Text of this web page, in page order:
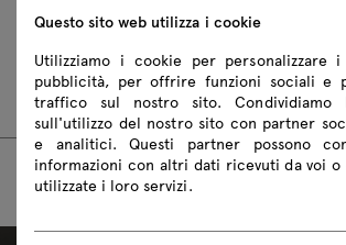
ZW992
ZW994 ZW996
Questo sito web utilizza i cookie
Utilizziamo i cookie per personalizzare
pubblicità, per offrire funzioni sociali e
traffico sul nostro sito. Condividiamo
sull'utilizzo del nostro sito con partner
e analitici. Questi partner possono
informazioni con altri dati ricevuti da voi
utilizzate i loro servizi.